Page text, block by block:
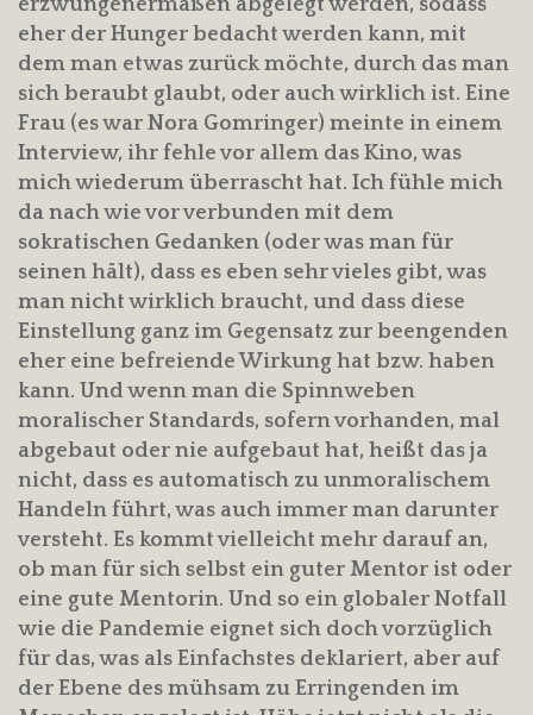
erzwungenermaßen abgelegt werden, sodass
eher der Hunger bedacht werden kann, mit
dem man etwas zurück möchte, durch das man
sich beraubt glaubt, oder auch wirklich ist. Eine
Frau (es war Nora Gomringer) meinte in einem
Interview, ihr fehle vor allem das Kino, was
mich wiederum überrascht hat. Ich fühle mich
da nach wie vor verbunden mit dem
sokratischen Gedanken (oder was man für
seinen hält), dass es eben sehr vieles gibt, was
man nicht wirklich braucht, und dass diese
Einstellung ganz im Gegensatz zur beengenden
eher eine befreiende Wirkung hat bzw. haben
kann. Und wenn man die Spinnweben
moralischer Standards, sofern vorhanden, mal
abgebaut oder nie aufgebaut hat, heißt das ja
nicht, dass es automatisch zu unmoralischem
Handeln führt, was auch immer man darunter
versteht. Es kommt vielleicht mehr darauf an,
ob man für sich selbst ein guter Mentor ist oder
eine gute Mentorin. Und so ein globaler Notfall
wie die Pandemie eignet sich doch vorzüglich
für das, was als Einfachstes deklariert, aber auf
der Ebene des mühsam zu Erringenden im